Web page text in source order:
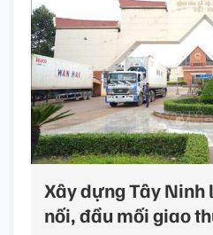
Xây dựng Tây
nối, đầu mối giao